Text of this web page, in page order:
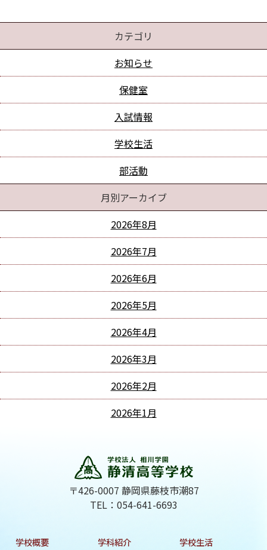
カテゴリ
お知らせ
保健室
入試情報
学校生活
部活動
月別アーカイブ
2026年8月
2026年7月
2026年6月
2026年5月
2026年4月
2026年3月
2026年2月
2026年1月
〒426-0007 静岡県藤枝市潮87
TEL：054-641-6693
学校概要 学科紹介 学校生活